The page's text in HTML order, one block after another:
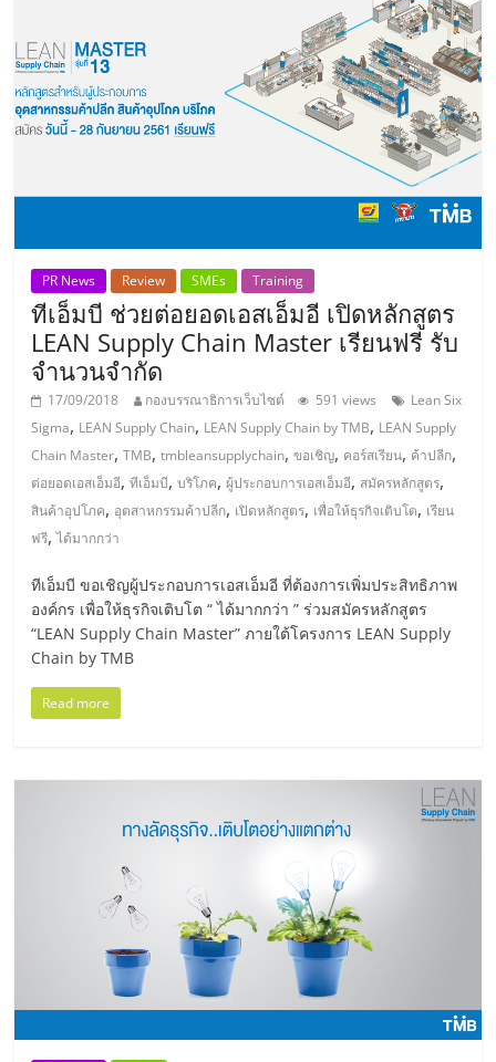
ปรึกษา
แฟ
รน
ไชส์,
รวม
แฟ
รน
ไชส์
ขาย
แฟ
รน
ไชส์
แฟ
ไชส์
ขาย
หน้า
PR News Review SMEs Training
ทีเอ็มบี ช่วยต่อยอดเอสเอ็มอี เปิดหลักสูตร
LEAN Supply Chain Master เรียนฟรี รับ
จำนวนจำกัด
17/09/2018 กองบรรณาธิการเว็บไซต์ 591 views
Lean Six
Sigma, LEAN Supply Chain, LEAN Supply Chain by TMB, LEAN Supply
Chain Master,TMB,tmbleansupplychain,ขอเชิญ, คอร์สเรียน, ค้าปลีก,
ต่อยอดเอสเอ็มอี,ทีเอ็มบี,บริโภค,ผู้ประกอบการเอสเอ็มอี, สมัครหลักสูตร,
สินค้าอุปโภค, อุตสาหกรรมค้าปลีก, เปิดหลักสูตร, เพื่อให้ธุรกิจเติบโต, เรียน
ฟรี,ได้มากกว่า
ทีเอ็มบี ขอเชิญผู้ประกอบการเอสเอ็มอี ที่ต้องการเพิ่มประสิทธิภาพ
องค์กร เพื่อให้ธุรกิจเติบโต “ ได้มากกว่า ” ร่วมสมัครหลักสูตร
“LEAN Supply Chain Master” ภายใต้โครงการ LEAN Supply
Chain by TMB
Read more